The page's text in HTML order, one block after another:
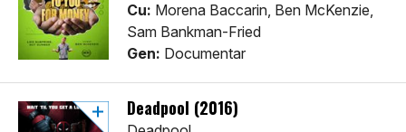
Cu: Morena Baccarin, Ben McKenzie,
Sam Bankman-Fried
Gen: Documentar
Deadpool (2016)